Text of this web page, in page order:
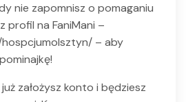
nie zapomnisz o pomaganiu
profil na FaniMani –
– aby
założysz konto i będziesz